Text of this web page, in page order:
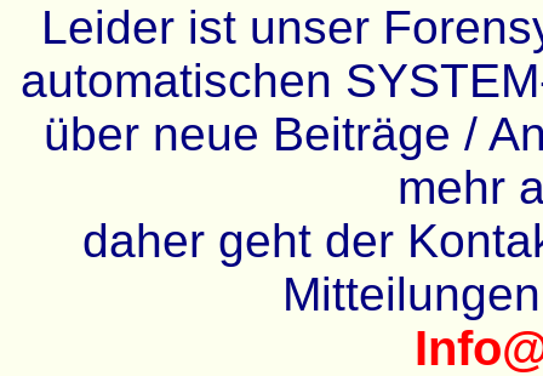
Leider ist unser
automatischen
über neue Beiträge /
mehr
daher geht der